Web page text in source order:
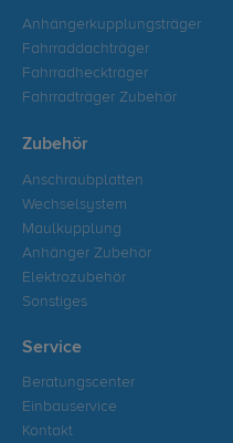
Anhängerkupplungsträger
Fahrraddachträger
Fahrradheckträger
Fahrradträger Zubehör
Zubehör
Anschraubplatten
Wechselsystem
Maulkupplung
Anhänger Zubehör
Elektrozubehör
Sonstiges
Service
Beratungscenter
Einbauservice
Kontakt